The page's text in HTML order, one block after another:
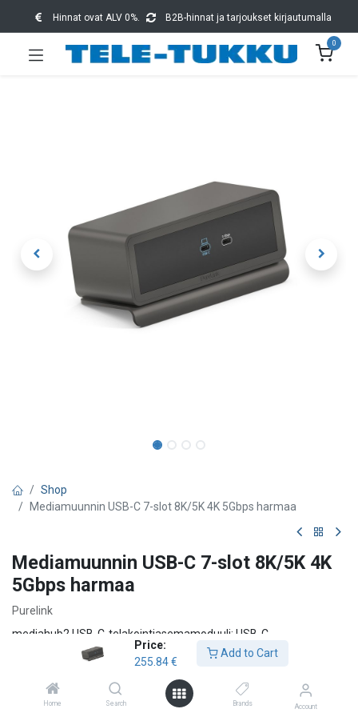
Price:
255.84€
Add to Cart
Home Search Brands Account
Hinnat ovat ALV 0%. B2B-hinnat ja tarjoukset kirjautumalla
0
Shop
Mediamuunnin USB-C 7-slot 8K/5K 4K 5Gbps harmaa
Mediamuunnin USB-C 7-slot 8K/5K 4K
5Gbps harmaa
Purelink
mediahub2 USB-C-telakointiasemamoduuli: USB-C -
telakointimoduulin kanssa valmiiksi konfiguroitu 7-paikkainen
pöydällä seisova kotelo. Tarjoaa vaivatonta liitettävyyttä.
Mahdollistaa helpon yhteyden kaikkiin laitteisiin ja varmistaa
tehokkaan työpöydän käytön.